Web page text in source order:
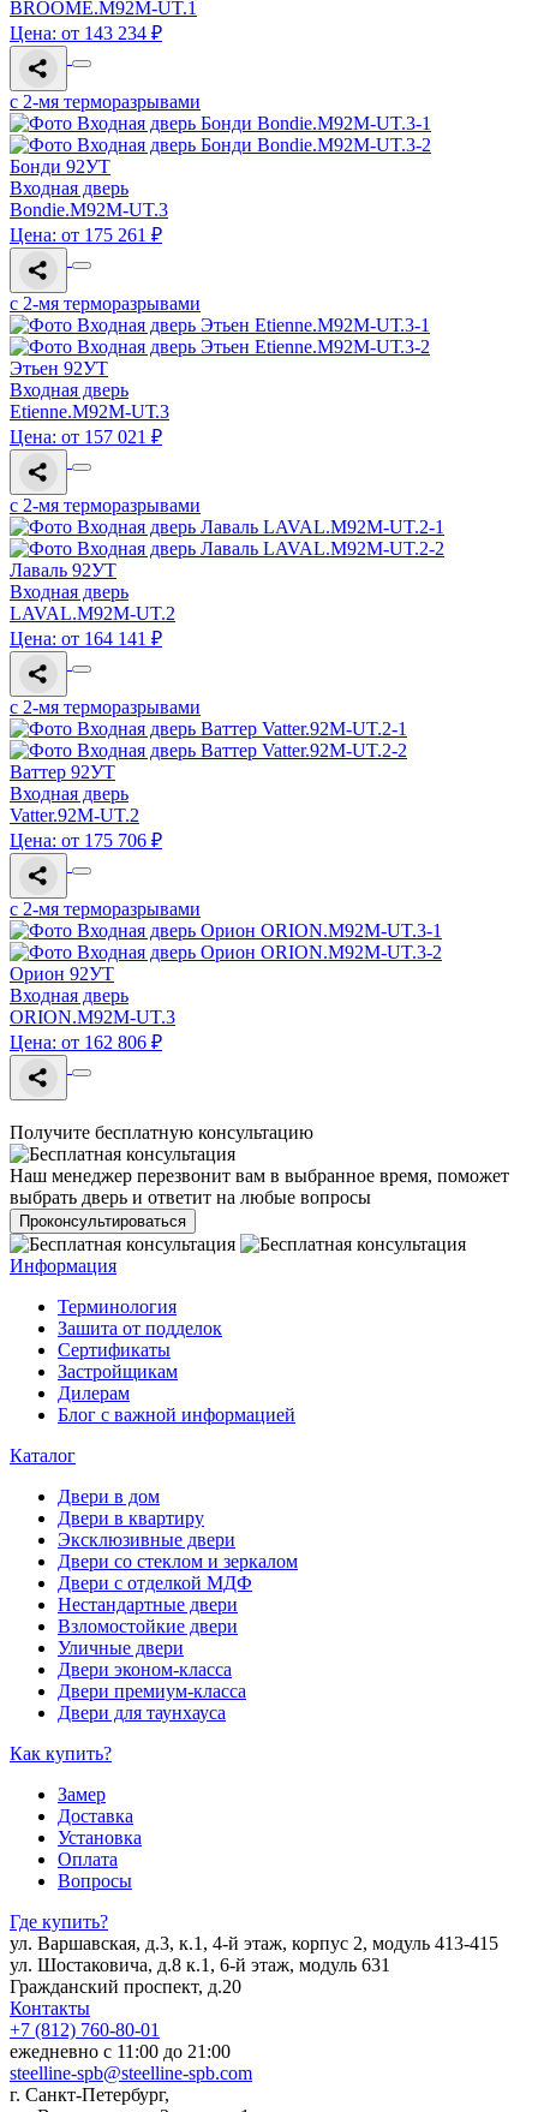
BROOME.M92M-UT.1
Цена: от 143 234 ₽
с 2-мя терморазрывами
Бонди 92УТ
Входная дверь
Bondie.M92M-UT.3
Цена: от 175 261 ₽
с 2-мя терморазрывами
Этьен 92УТ
Входная дверь
Etienne.M92M-UТ.3
Цена: от 157 021 ₽
с 2-мя терморазрывами
Лаваль 92УТ
Входная дверь
LAVAL.M92M-UT.2
Цена: от 164 141 ₽
с 2-мя терморазрывами
Ваттер 92УТ
Входная дверь
Vatter.92M-UT.2
Цена: от 175 706 ₽
с 2-мя терморазрывами
Орион 92УТ
Входная дверь
ORION.M92M-UT.3
Цена: от 162 806 ₽
Получите бесплатную консультацию
Наш менеджер перезвонит вам в выбранное время, поможет
выбрать дверь и ответит на любые вопросы
Проконсультироваться
Информация
Терминология
Зашита от подделок
Сертификаты
Застройщикам
Дилерам
Блог с важной информацией
Каталог
Двери в дом
Двери в квартиру
Эксклюзивные двери
Двери со стеклом и зеркалом
Двери с отделкой МДФ
Нестандартные двери
Взломостойкие двери
Уличные двери
Двери эконом-класса
Двери премиум-класса
Двери для таунхауса
Как купить?
Замер
Доставка
Установка
Оплата
Вопросы
Где купить?
ул. Варшавская, д.3, к.1, 4-й этаж, корпус 2, модуль 413-415
ул. Шостаковича, д.8 к.1, 6-й этаж, модуль 631
Гражданский проспект, д.20
Контакты
+7 (812) 760-80-01
ежедневно с 11:00 до 21:00
steelline-spb@steelline-spb.com
г. Санкт-Петербург,